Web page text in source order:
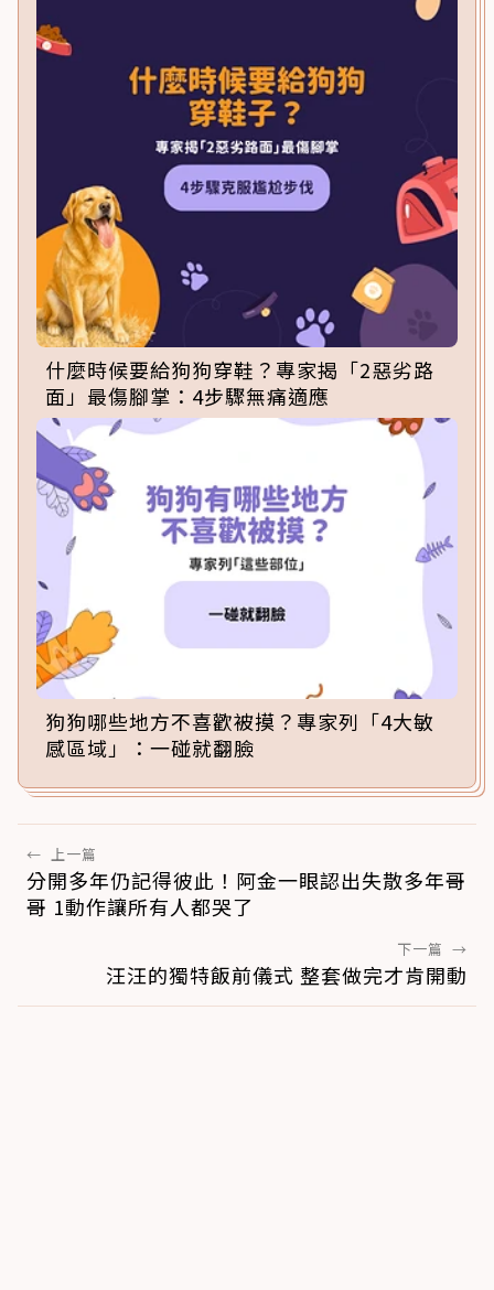
什麼時候要給狗狗穿鞋？專家揭「2惡劣路
面」最傷腳掌：4步驟無痛適應
狗狗哪些地方不喜歡被摸？專家列「4大敏
感區域」：一碰就翻臉
← 上一篇
分開多年仍記得彼此！阿金一眼認出失散多年哥
哥 1動作讓所有人都哭了
下一篇 →
汪汪的獨特飯前儀式 整套做完才肯開動